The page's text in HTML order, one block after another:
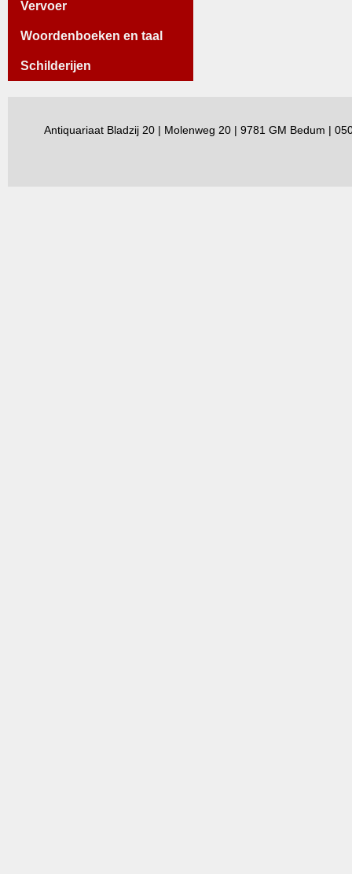
Vervoer
Woordenboeken en taal
Schilderijen
Antiquariaat Bladzij 20 | Molenweg 20 | 9781 GM Bedum |